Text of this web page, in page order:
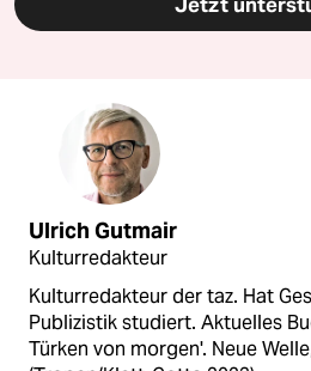
Ulrich Gutmair
Kulturredakteur
Kulturredakteur der taz. Hat
Publizistik studiert. Aktuelles
Türken von morgen'. Neue